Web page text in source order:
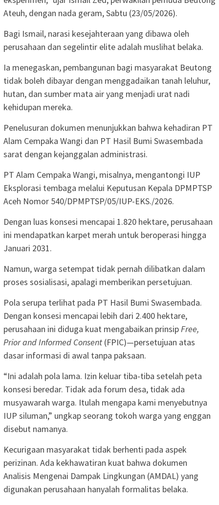
Ateuh, dengan nada geram, Sabtu (23/05/2026).
Bagi Ismail, narasi kesejahteraan yang dibawa oleh
perusahaan dan segelintir elite adalah muslihat belaka.
Ia menegaskan, pembangunan bagi masyarakat Beutong
tidak boleh dibayar dengan menggadaikan tanah leluhur,
hutan, dan sumber mata air yang menjadi urat nadi
kehidupan mereka.
Penelusuran dokumen menunjukkan bahwa kehadiran PT
Alam Cempaka Wangi dan PT Hasil Bumi Swasembada
sarat dengan kejanggalan administrasi.
PT Alam Cempaka Wangi, misalnya, mengantongi IUP
Eksplorasi tembaga melalui Keputusan Kepala DPMPTSP
Aceh Nomor 540/DPMPTSP/05/IUP-EKS./2026.
Dengan luas konsesi mencapai 1.820 hektare, perusahaan
ini mendapatkan karpet merah untuk beroperasi hingga
Januari 2031.
Namun, warga setempat tidak pernah dilibatkan dalam
proses sosialisasi, apalagi memberikan persetujuan.
Pola serupa terlihat pada PT Hasil Bumi Swasembada.
Dengan konsesi mencapai lebih dari 2.400 hektare,
perusahaan ini diduga kuat mengabaikan prinsipFree,
Prior and Informed Consent (FPIC)—persetujuan atas
dasar informasi di awal tanpa paksaan.
“Ini adalah pola lama. Izin keluar tiba-tiba setelah peta
konsesi beredar. Tidak ada forum desa, tidak ada
musyawarah warga. Itulah mengapa kami menyebutnya
IUP siluman,” ungkap seorang tokoh warga yang enggan
disebut namanya.
Kecurigaan masyarakat tidak berhenti pada aspek
perizinan. Ada kekhawatiran kuat bahwa dokumen
Analisis Mengenai Dampak Lingkungan (AMDAL) yang
digunakan perusahaan hanyalah formalitas belaka.